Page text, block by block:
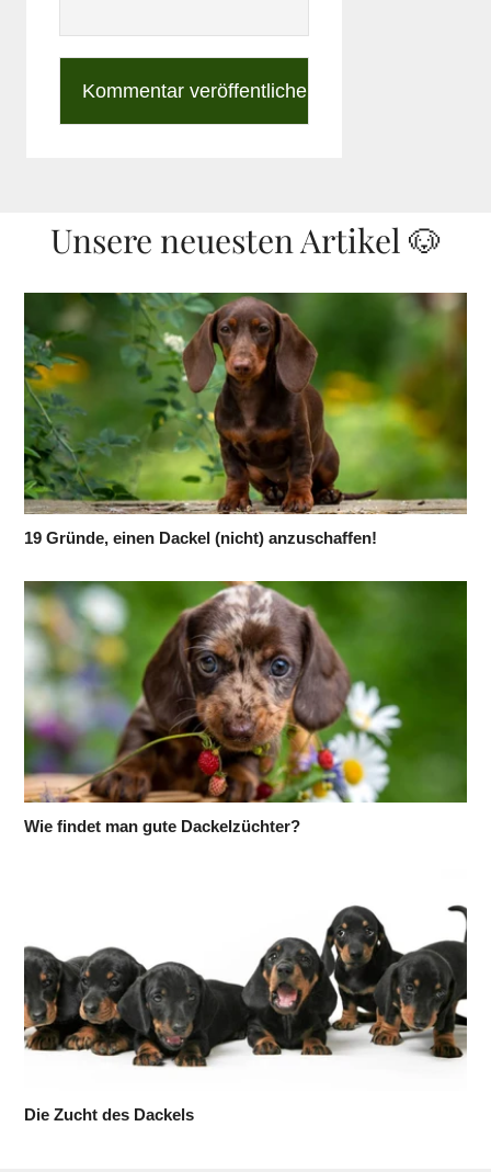
Unsere neuesten Artikel 🐶
19 Gründe, einen Dackel (nicht) anzuschaffen!
Wie findet man gute Dackelzüchter?
Die Zucht des Dackels